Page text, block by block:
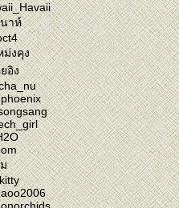
าห์
ม่งคุง
อิง